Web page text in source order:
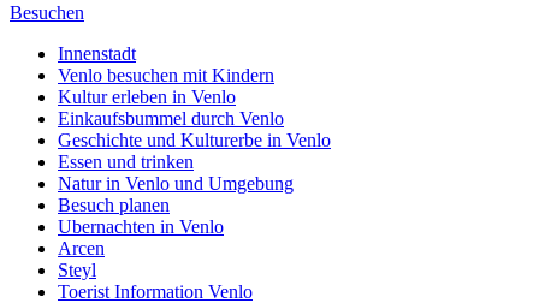
Besuchen
Innenstadt
Venlo besuchen mit Kindern
Kultur erleben in Venlo
Einkaufsbummel durch Venlo
Geschichte und Kulturerbe in Venlo
Essen und trinken
Natur in Venlo und Umgebung
Besuch planen
Ubernachten in Venlo
Arcen
Steyl
Toerist Information Venlo